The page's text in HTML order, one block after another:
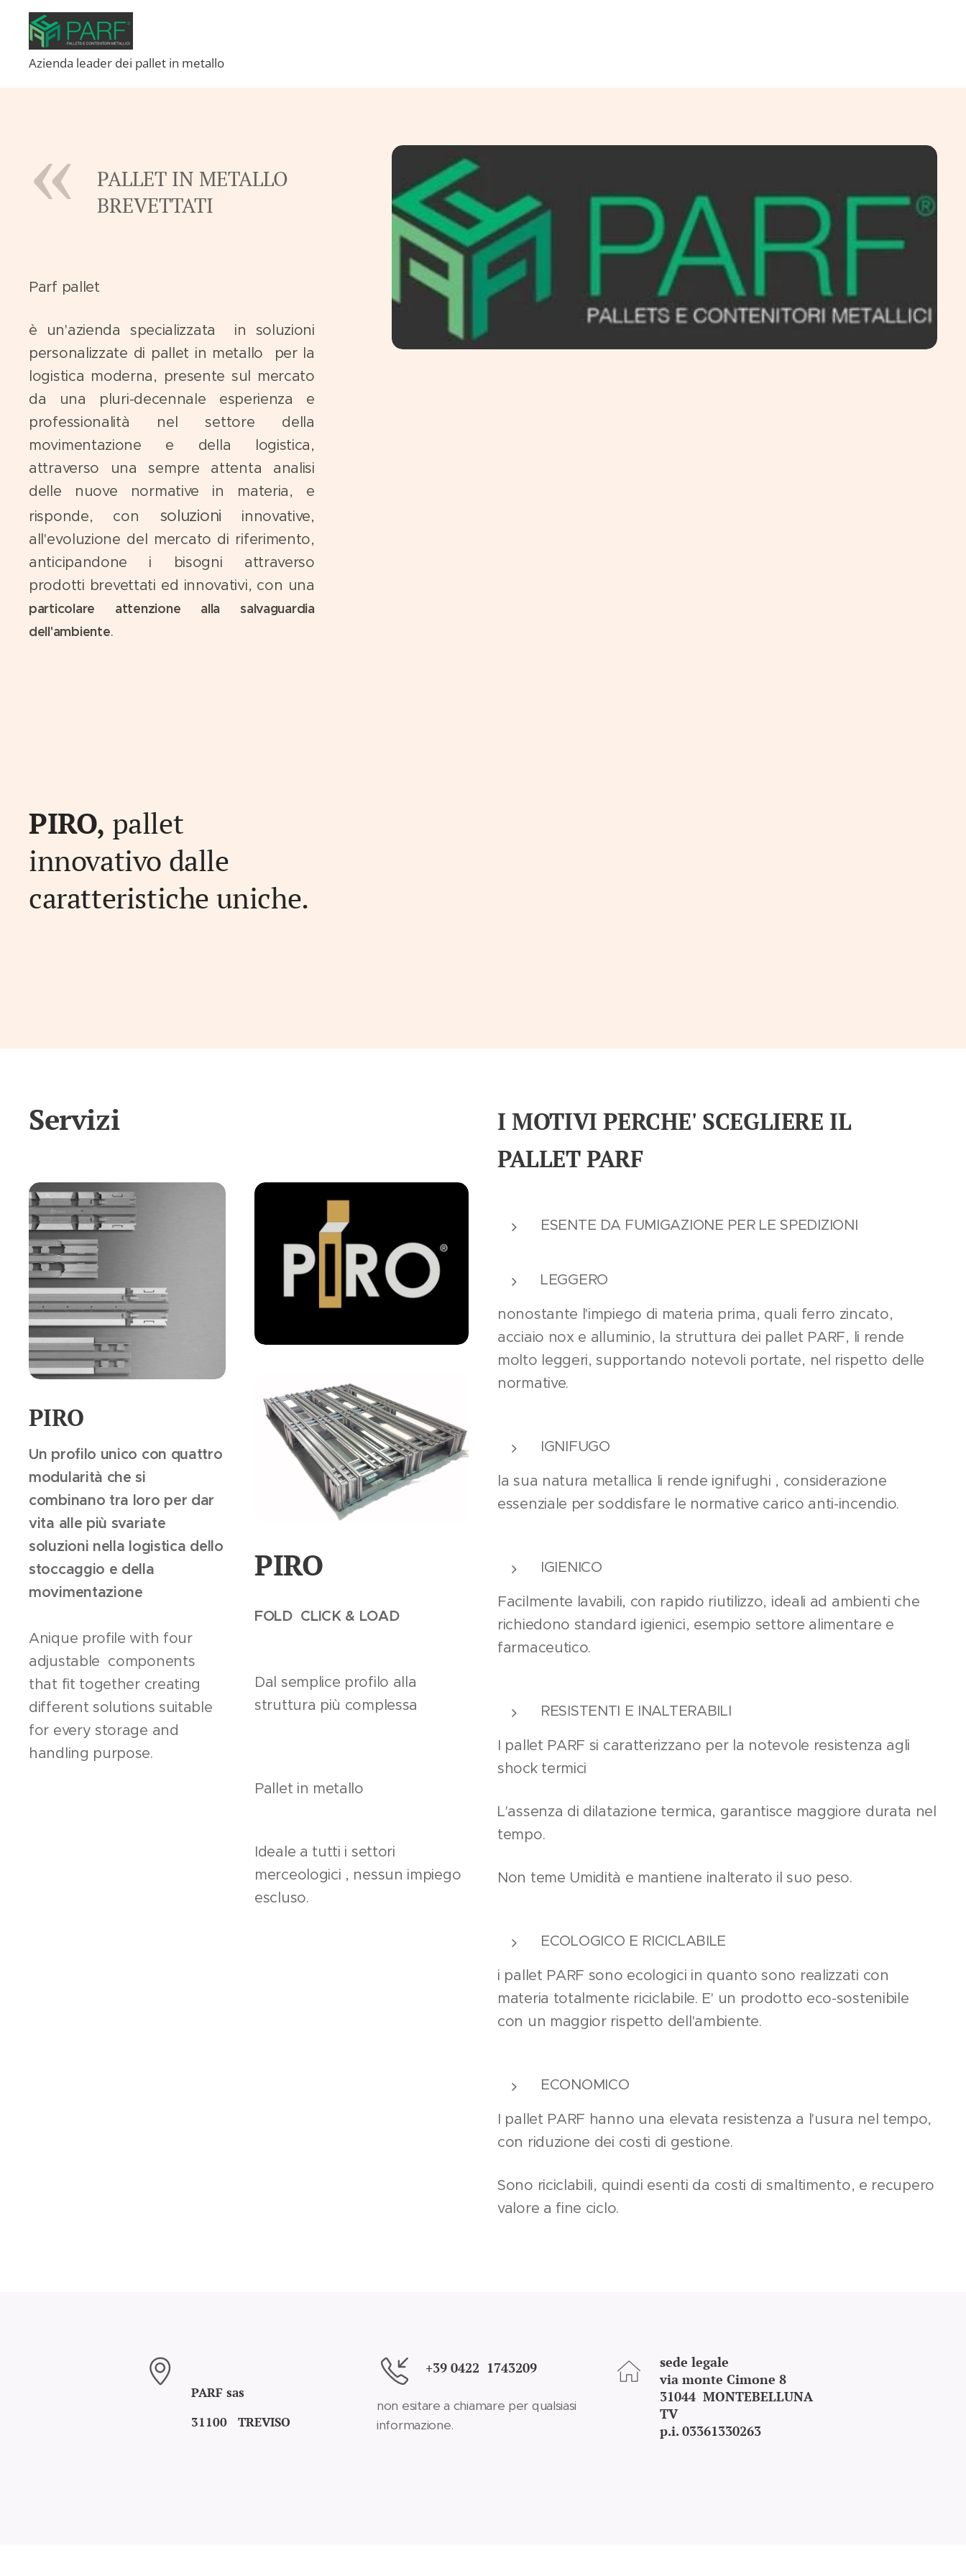
Azienda leader dei pallet in metallo
PALLET IN METALLO
BREVETTATI
Parf pallet
è un'azienda specializzata in soluzioni
personalizzate di pallet in metallo per la
logistica moderna, presente sul mercato
da una pluri-decennale esperienza e
professionalità nel settore della
movimentazione e della logistica,
attraverso una sempre attenta analisi
delle nuove normative in materia, e
risponde, con soluzioni innovative,
all'evoluzione del mercato di riferimento,
anticipandone i bisogni attraverso
prodotti brevettati ed innovativi, con una
particolare attenzione alla salvaguardia
dell'ambiente.
PIRO, pallet
innovativo dalle
caratteristiche uniche.
Servizi
PIRO
Un profilo unico con quattro
modularità che si
combinano tra loro per dar
vita alle più svariate
soluzioni nella logistica dello
stoccaggio e della
movimentazione
Anique profile with four
adjustable components
that fit together creating
different solutions suitable
for every storage and
handling purpose.
PIRO
FOLD CLICK & LOAD
Dal semplice profilo alla
struttura più complessa
Pallet in metallo
Ideale a tutti i settori
merceologici , nessun impiego
escluso.
I MOTIVI PERCHE' SCEGLIERE IL
PALLET PARF
ESENTE DA FUMIGAZIONE PER LE SPEDIZIONI
LEGGERO
nonostante l'impiego di materia prima, quali ferro zincato,
acciaio nox e alluminio, la struttura dei pallet PARF, li rende
molto leggeri, supportando notevoli portate, nel rispetto delle
normative.
IGNIFUGO
la sua natura metallica li rende ignifughi , considerazione
essenziale per soddisfare le normative carico anti-incendio.
IGIENICO
Facilmente lavabili, con rapido riutilizzo, ideali ad ambienti che
richiedono standard igienici, esempio settore alimentare e
farmaceutico.
RESISTENTI E INALTERABILI
I pallet PARF si caratterizzano per la notevole resistenza agli
shock termici
L'assenza di dilatazione termica, garantisce maggiore durata nel
tempo.
Non teme Umidità e mantiene inalterato il suo peso.
ECOLOGICO E RICICLABILE
i pallet PARF sono ecologici in quanto sono realizzati con
materia totalmente riciclabile. E' un prodotto eco-sostenibile
con un maggior rispetto dell'ambiente.
ECONOMICO
I pallet PARF hanno una elevata resistenza a l'usura nel tempo,
con riduzione dei costi di gestione.
Sono riciclabili, quindi esenti da costi di smaltimento, e recupero
valore a fine ciclo.
PARF sas
31100 TREVISO
+39 0422 1743209
non esitare a chiamare per qualsiasi
informazione.
sede legale
via monte Cimone 8
31044 MONTEBELLUNA
TV
p.i. 03361330263